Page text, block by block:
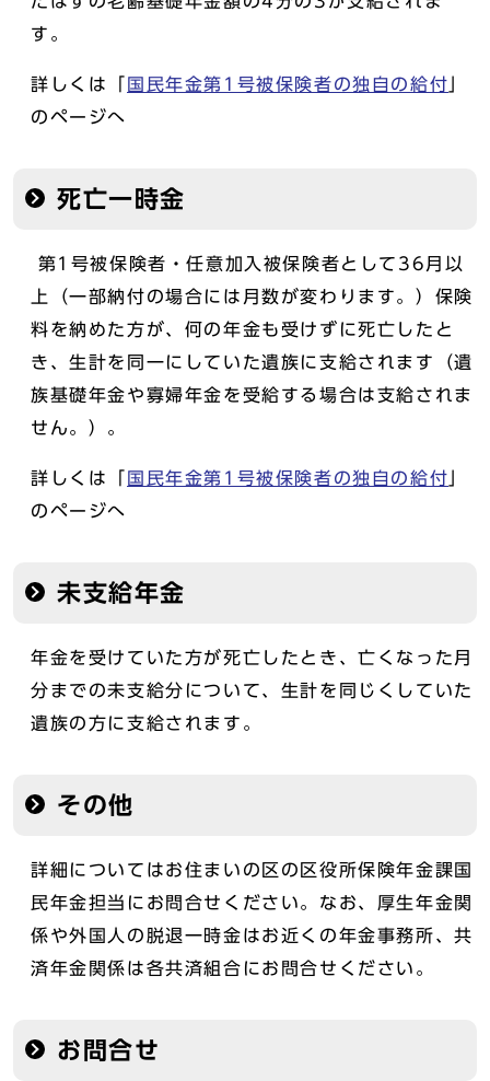
す。
詳しくは「 国民年金第1号被保険者の独自の給付
のページへ
死亡一時金
第1号被保険者・任意加入被保険者として36月以
上（一部納付の場合には月数が変わります。）保険
料を納めた方が、何の年金も受けずに死亡したと
き、生計を同一にしていた遺族に支給されます（遺
族基礎年金や寡婦年金を受給する場合は支給されま
せん。）。
詳しくは「 国民年金第1号被保険者の独自の給付
のページへ
未支給年金
年金を受けていた方が死亡したとき、亡くなった月
分までの未支給分について、生計を同じくしていた
遺族の方に支給されます。
その他
詳細についてはお住まいの区の区役所保険年金課国
民年金担当にお問合せください。なお、厚生年金関
係や外国人の脱退一時金はお近くの年金事務所、共
済年金関係は各共済組合にお問合せください。
お問合せ